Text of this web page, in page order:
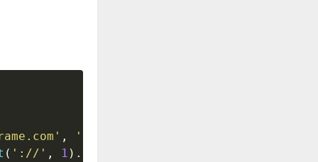
, 'https://pandasdataframe.com'
( '://' , 1 ) .